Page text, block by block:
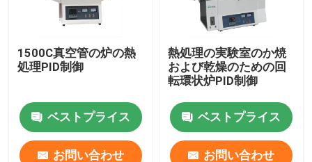
1500C真空管の炉の熱
処理PID制御
ベストプライス
お問い合わせ
熱処理の実験室のか焼
および乾燥のための回
転環状炉PID制御
ベストプライス
お問い合わせ